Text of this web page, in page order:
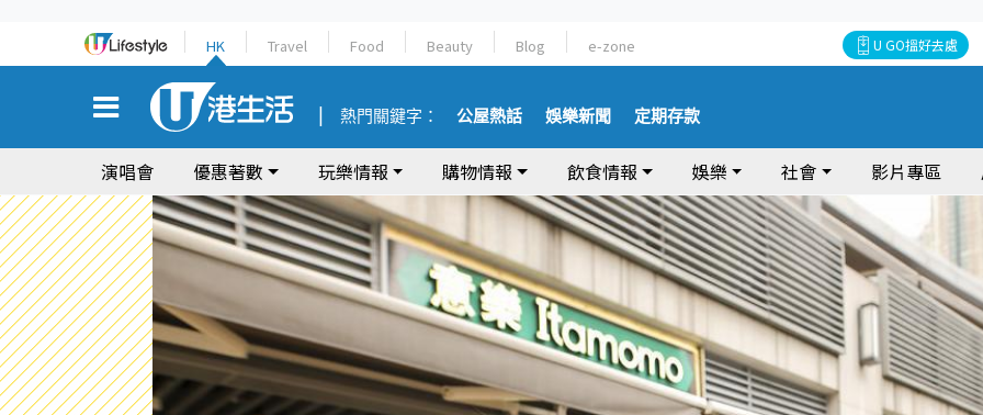
HK Travel Food Beauty Blog e-zone U GO搵好去處
熱門關鍵字： 公屋熱話 娛樂新聞 定期存款
演唱會 優惠著數 玩樂情報 購物情報 飲食情報 娛樂 社會 影片專區